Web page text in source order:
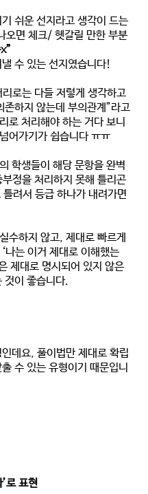
쉬운 선지라고 생각이 드는
오면 체크/ 헷갈릴 만한 부분
수 있는 선지였습니다!
로는 다들 저렇게 생각하고
존하지 않는데 부의관계”라고
로 처리해야 하는 거다 보니
어가기가 쉽습니다 ㅠㅠ
학생들이 해당 문항을 완벽
정을 처리하지 못해 틀리곤
려서 등급 하나가 내려가면
수하지 않고, 제대로 빠르게
나는 이거 제대로 이해했는
제대로 명시되어 있지 않은
것이 좋습니다.
데요, 풀이법만 제대로 확립
수 있는 유형이기 때문입니
로 표현